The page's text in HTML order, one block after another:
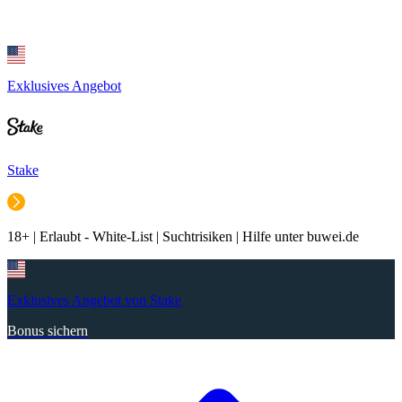
Exklusives Angebot
Stake
18+ | Erlaubt - White-List | Suchtrisiken | Hilfe unter buwei.de
Exklusives Angebot von Stake
Bonus sichern